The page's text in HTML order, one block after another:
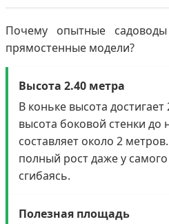
Почему опытные
прямостенные модели?
Высота 2.40 метра
В коньке высота
высота боковой стенки до
составляет около 2
полный рост даже у
сгибаясь.
Полезная площадь